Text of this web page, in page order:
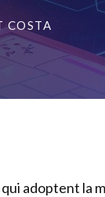
COSTA
adoptent la